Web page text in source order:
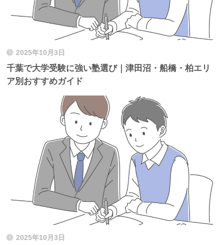
2025年10月3日
千葉で大学受験に強い塾選び｜津田沼・船橋・柏エリ
ア別おすすめガイド
2025年10月3日